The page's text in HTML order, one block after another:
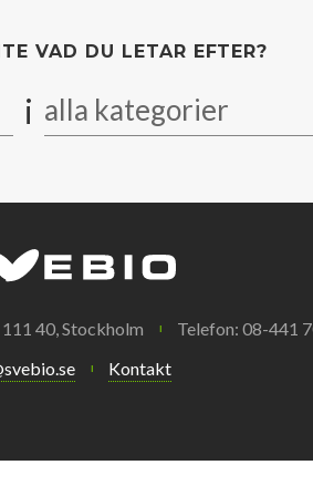
VAD DU LETAR EFTER?
i alla kategorier
40, Stockholm
Telefon: 08-441
Kontakt